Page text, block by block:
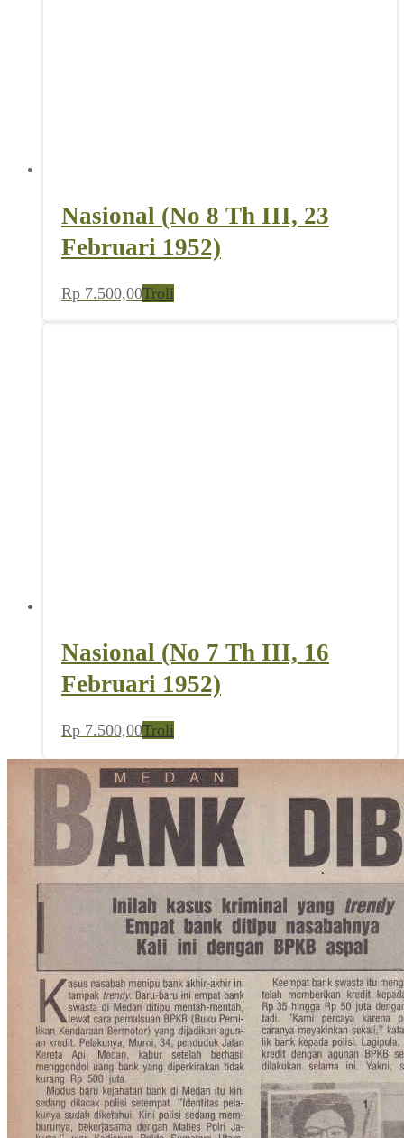
Nasional (No 8 Th III, 23
Februari 1952)
Rp 7.500,00Troli
Nasional (No 7 Th III, 16
Februari 1952)
Rp 7.500,00Troli